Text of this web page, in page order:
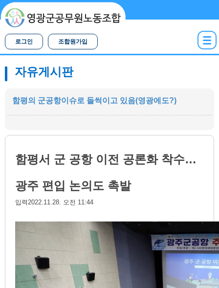
로그인 조합원가입
자유게시판
함평의 군공항이슈로 들썩이고 있음(영광에도?)
함평서 군 공항 이전 공론화 착수…
광주 편입 논의도 촉발
입력2022.11.28. 오전 11:44